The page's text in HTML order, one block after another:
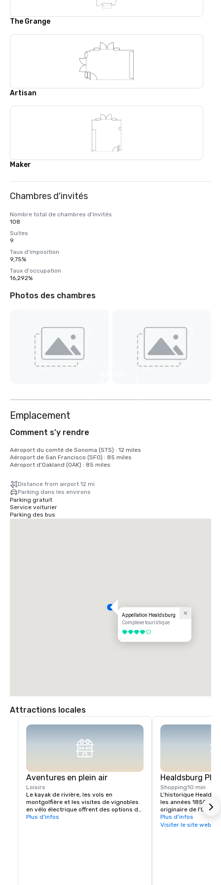
The Grange
Artisan
Maker
Chambres d'invités
Nombre total de chambres d'invités
108
Suites
9
Taux d'imposition
9,75%
Taux d'occupation
16,292%
Photos des chambres
Emplacement
Comment s'y rendre
Aéroport du comté de Sonoma (STS) : 12 miles
Aéroport de San Francisco (SFO) : 85 miles
Aéroport d'Oakland (OAK) : 85 miles
Distance from airport 12 mi
Parking dans les environs
Parking gratuit
Service voiturier
Parking des bus
Appellation Healdsburg
Complexe touristique
4 sur 5
Attractions locales
Aventures en plein air
Loisirs
Le kayak de rivière, les vols en
montgolfière et les visites de vignobles
en vélo électrique offrent des options de
team building ou de loisirs inoubliables
Plus d'infos
Healdsburg
Shopping10 min
L'historique
les années 1850 par
originaire de l'Ohio,
point de contact
visiteurs, avec une
Plus d'infos
Visiter le site web